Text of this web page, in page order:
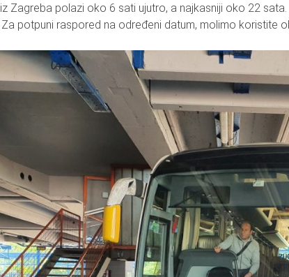
Zagreba polazi oko 6 sati ujutro, a najkasniji oko 22
potpuni raspored na određeni datum, molimo koristite